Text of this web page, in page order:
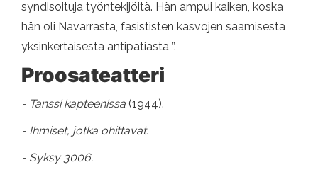
syndisoituja työntekijöitä. Hän ampui kaiken, koska
hän oli Navarrasta, fasististen kasvojen saamisesta
yksinkertaisesta antipatiasta ”.
Proosateatteri
- Tanssi kapteenissa (1944).
- Ihmiset, jotka ohittavat.
- Syksy 3006.